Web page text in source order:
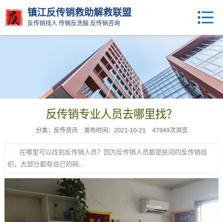
镇江反传销救助解救联盟
反传销找人 传销反洗脑 反传销咨询
反传销专业人员去哪里找？
分类：反传资讯 发布时间：2021-10-21 47949次浏览
在哪里可以找到反传销人员？因为反传销人员都是民间的反传销组
织，大部分都有自己的网...